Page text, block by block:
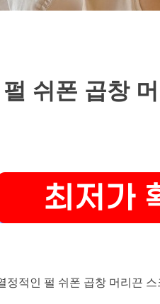
쉬폰 곱창
정적인 펄 쉬폰 곱창 머리끈